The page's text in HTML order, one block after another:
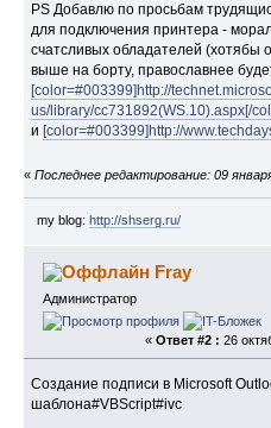
}
catch (objError)
{
if (objError !=0)
{
strErrMsg =
пордключении сетевого
"Скорее всего
администратору по тел.
//"Код
objError.number;
}
}
PS Добавлю по просьбам
для подключения принтера -
счатсливых обладателей (хотябы
выше на борту, православнее
[color=#003399]http://
us/library/cc731892(WS.10).aspx[/
и [color=#003399]http://
« Последнее редактирование: 09
my blog: http://shserg.ru/
Fray
Администратор
« Ответ #2 : 26
Создание подписи в Microsoft
шаблона#VBScript#ivc